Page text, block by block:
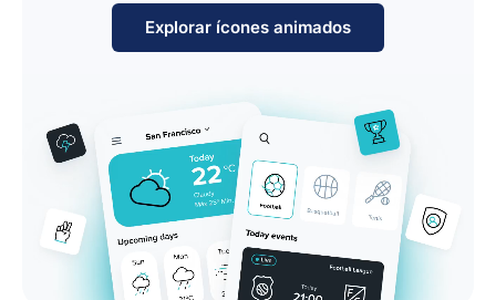
Explorar ícones animados